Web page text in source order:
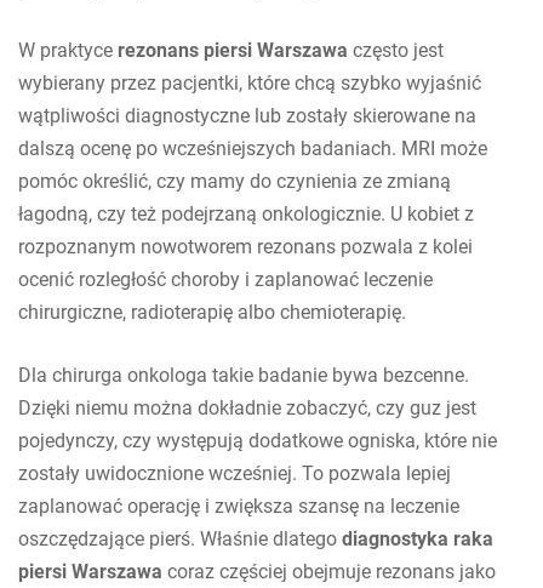
W praktyce rezonans piersi Warszawa często jest
wybierany przez pacjentki, które chcą szybko wyjaśnić
wątpliwości diagnostyczne lub zostały skierowane na
dalszą ocenę po wcześniejszych badaniach. MRI może
pomóc określić, czy mamy do czynienia ze zmianą
łagodną, czy też podejrzaną onkologicznie. U kobiet z
rozpoznanym nowotworem rezonans pozwala z kolei
ocenić rozległość choroby i zaplanować leczenie
chirurgiczne, radioterapię albo chemioterapię.
Dla chirurga onkologa takie badanie bywa bezcenne.
Dzięki niemu można dokładnie zobaczyć, czy guz jest
pojedynczy, czy występują dodatkowe ogniska, które nie
zostały uwidocznione wcześniej. To pozwala lepiej
zaplanować operację i zwiększa szansę na leczenie
oszczędzające pierś. Właśnie dlatego diagnostyka raka
piersi Warszawa coraz częściej obejmuje rezonans jako